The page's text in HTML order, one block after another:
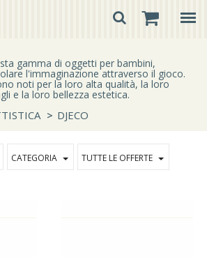
gamma di oggetti per bambini,
l'immaginazione attraverso il gioco.
noti per la loro alta qualità, la loro
e la loro bellezza estetica.
> DJECO
CATEGORIA TUTTE LE OFFERTE